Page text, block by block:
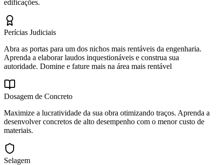
edificações.
Perícias Judiciais
Abra as portas para um dos nichos mais rentáveis da engenharia.
Aprenda a elaborar laudos inquestionáveis e construa sua
autoridade. Domine e fature mais na área mais rentável
Dosagem de Concreto
Maximize a lucratividade da sua obra otimizando traços. Aprenda a
desenvolver concretos de alto desempenho com o menor custo de
materiais.
Selagem